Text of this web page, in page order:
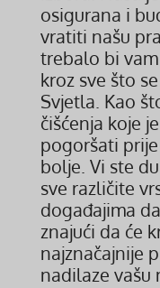
osigurana i
vratiti našu
trebalo bi
kroz sve što
Svjetla. Kao
čišćenja koje
pogoršati
bolje. Vi ste
sve različite
događajima
znajući da će
najznačajnije
nadilaze vašu